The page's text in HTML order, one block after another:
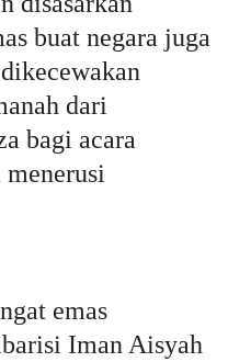
buat negara juga
dari
bagi acara
emas
Iman Aisyah